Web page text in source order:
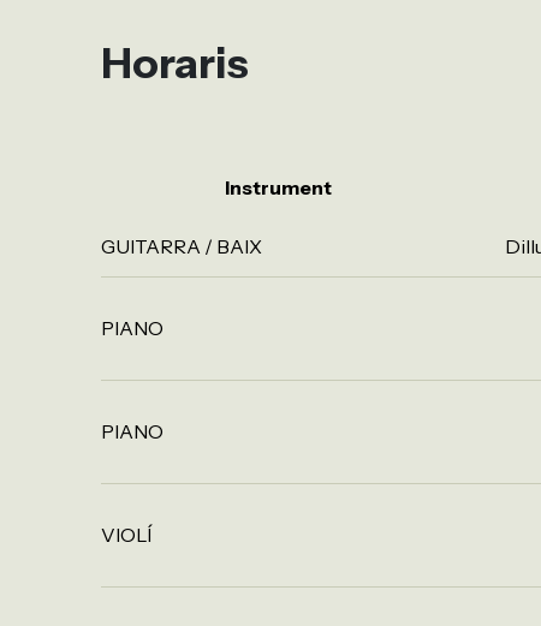
Horaris
Instrument
GUITARRA / BAIX
PIANO
PIANO
VIOLÍ